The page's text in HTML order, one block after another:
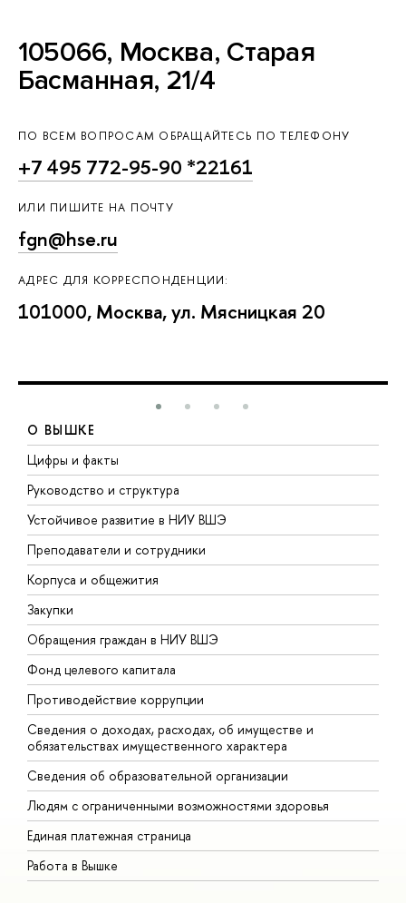
105066, Москва, Старая
Басманная, 21/4
ПО ВСЕМ ВОПРОСАМ ОБРАЩАЙТЕСЬ ПО ТЕЛЕФОНУ
+7 495 772-95-90 *22161
ИЛИ ПИШИТЕ НА ПОЧТУ
fgn@hse.ru
АДРЕС ДЛЯ КОРРЕСПОНДЕНЦИИ:
101000, Москва, ул. Мясницкая 20
О ВЫШКЕ
Цифры и факты
Руководство и структура
Устойчивое развитие в НИУ ВШЭ
Преподаватели и сотрудники
Корпуса и общежития
Закупки
Обращения граждан в НИУ ВШЭ
Фонд целевого капитала
Противодействие коррупции
Сведения о доходах, расходах, об имуществе и
обязательствах имущественного характера
Сведения об образовательной организации
Людям с ограниченными возможностями здоровья
Единая платежная страница
Работа в Вышке